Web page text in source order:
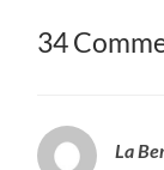
34
La